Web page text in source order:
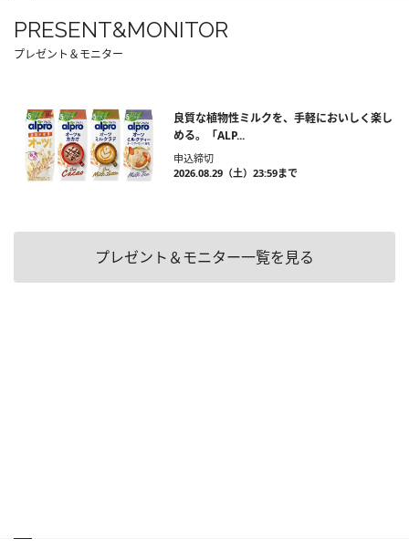
PRESENT&MONITOR
プレゼント＆モニター
良質な植物性ミルクを、手軽においしく楽し
める。「ALP...
申込締切
2026.08.29（土）23:59まで
プレゼント＆モニター一覧を見る